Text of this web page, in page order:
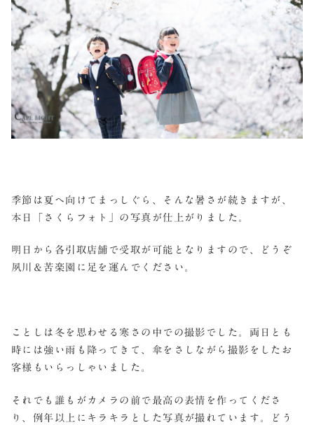
季節は夏へ向けてまっしぐら、そんな暑さが続きますが、
本日「さくらフォト」の写真が仕上がりました。
明日から各引取店舗で受取が可能となりますので、どうぞ
夙川＆苦楽園に足を運んでください。
ことしは冬を思わせる寒さの中での撮影でした。両日とも
時には強い雨も降ってきて、傘をさしながら撮影をしたお
客様もいらっしゃいました。
それでも誰もがカメラの前で最高の表情を作ってくださ
り、例年以上にキラキラとした写真が撮れています。どう